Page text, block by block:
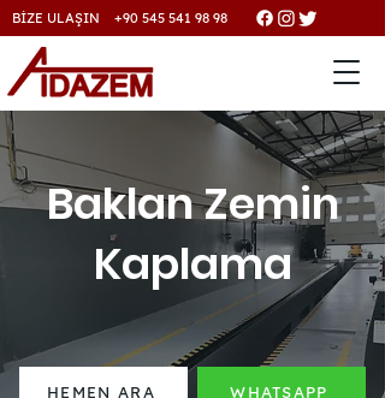
BİZE ULAŞIN +90 545 541 98 98
Baklan Zemin
Kaplama
HEMEN ARA WHATSAPP